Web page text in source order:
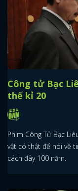
Công tử Bạc
thế kỉ 20
Phim Công Tử Bạc
vật có thật để nói về
cách đây 100 năm.